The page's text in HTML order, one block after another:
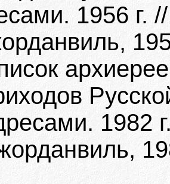
1956 г.
1982